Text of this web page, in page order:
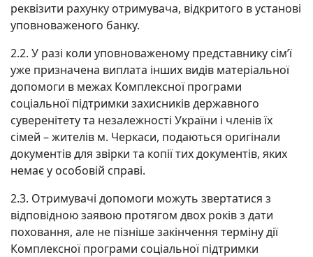
реквізити рахунку отримувача, відкритого в установі
уповноваженого банку.
2.2. У разі коли уповноваженому представнику сім’ї
уже призначена виплата інших видів матеріальної
допомоги в межах Комплексної програми
соціальної підтримки захисників державного
суверенітету та незалежності України і членів їх
сімей – жителів м. Черкаси, подаються оригінали
документів для звірки та копії тих документів, яких
немає у особовій справі.
2.3. Отримувачі допомоги можуть звертатися з
відповідною заявою протягом двох років з дати
поховання, але не пізніше закінчення терміну дії
Комплексної програми соціальної підтримки